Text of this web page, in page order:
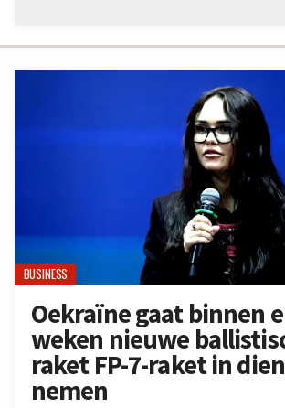
BUSINESS
Oekraïne gaat binnen
weken nieuwe
raket FP-7-raket in
nemen